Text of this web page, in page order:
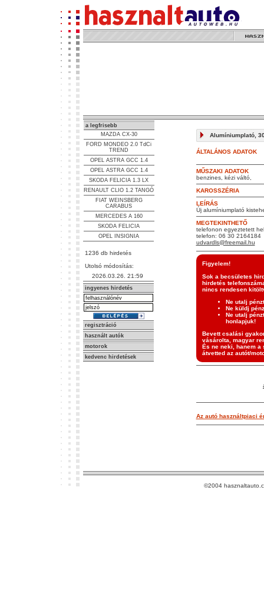
a legfrisebb
MAZDA CX-30
FORD MONDEO 2.0 TdCi
TREND
OPEL ASTRA GCC 1.4
OPEL ASTRA GCC 1.4
SKODA FELICIA 1.3 LX
RENAULT CLIO 1.2 TANGÓ
FIAT WEINSBERG
CARABUS
MERCEDES A 160
SKODA FELICIA
OPEL INSIGNIA
1236 db hirdetés
Utolsó módosítás:
2026.03.26. 21:59
ingyenes hirdetés
regisztráció
használt autók
motorok
kedvenc hirdetések
Alumíniumplató,
ÁLTALÁNOS ADATOK
MŰSZAKI ADATOK
benzines, kézi váltó,
KAROSSZÉRIA
LEÍRÁS
Új alumíniumplató
MEGTEKINTHETŐ
telefonon egyeztetett
telefon: 06 30 2164184
udvardls@freemail.hu
Figyelem!
Sok a becsületes
hirdetés
nincs rendesen
Ne utalj
Ne küldj
Ne utalj
honlapjuk!
Bevett csalási
vásárolta, magyar
És ne neki, hanem a
átvetted az autót/
Az autó használtpiaci
©2004